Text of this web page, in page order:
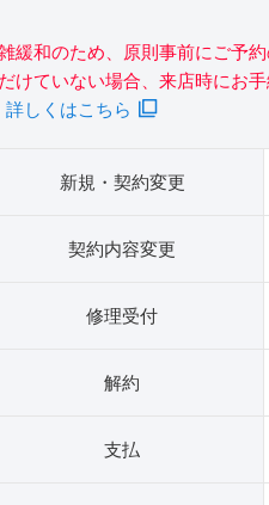
緩和のため、原則事前にご予
けていない場合、来店時にお
詳しくはこちら
新規・契約変更
契約内容変更
修理受付
解約
支払